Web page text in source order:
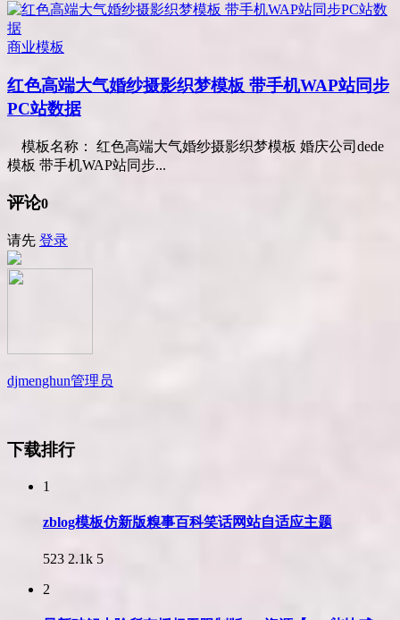
商业模板
红色高端大气婚纱摄影织梦模板 带手机WAP站同步
PC站数据
模板名称： 红色高端大气婚纱摄影织梦模板 婚庆公司dede
模板 带手机WAP站同步...
评论0
请先 登录
djmenghun管理员
下载排行
1
zblog模板仿新版糗事百科笑话网站自适应主题
523 2.1k 5
2